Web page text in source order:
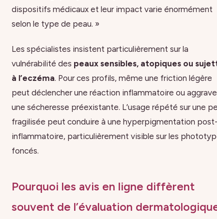
dispositifs médicaux et leur impact varie énormément
selon le type de peau. »
Les spécialistes insistent particulièrement sur la
vulnérabilité des peaux sensibles, atopiques ou
à l’eczéma. Pour ces profils, même une friction légère
peut déclencher une réaction inflammatoire ou
une sécheresse préexistante. L’usage répété sur une
fragilisée peut conduire à une hyperpigmentation
inflammatoire, particulièrement visible sur les
foncés.
Pourquoi les avis en ligne diffèrent
souvent de l’évaluation